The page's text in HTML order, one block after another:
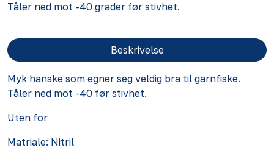
Tåler ned mot -40 grader før stivhet.
Beskrivelse
Myk hanske som egner seg veldig bra til garnfiske.
Tåler ned mot -40 før stivhet.
Uten for
Matriale: Nitril